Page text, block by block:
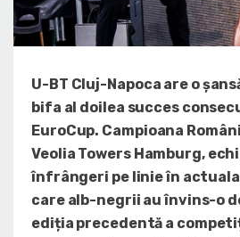
U-BT Cluj-Napoca are o
bifa al doilea succes
EuroCup. Campioana
Veolia Towers Hamburg,
înfrângeri pe linie în
care alb-negrii au învins-o
ediția precedentă a